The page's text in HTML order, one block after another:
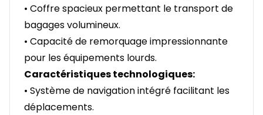
• Coffre spacieux permettant le transport de
bagages volumineux.
• Capacité de remorquage impressionnante
pour les équipements lourds.
Caractéristiques technologiques:
• Système de navigation intégré facilitant les
déplacements.